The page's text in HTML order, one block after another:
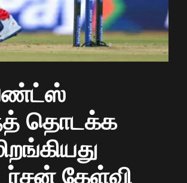
தொடக்க
கேள்வி